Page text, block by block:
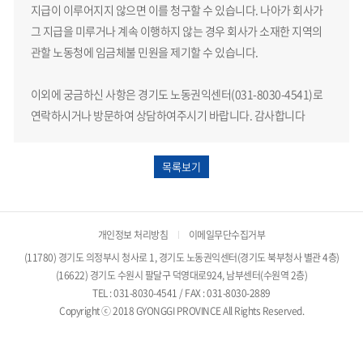
지급이 이루어지지 않으면 이를 청구할 수 있습니다. 나아가 회사가
그 지급을 미루거나 계속 이행하지 않는 경우 회사가 소재한 지역의
관할 노동청에 임금체불 민원을 제기할 수 있습니다.
이외에 궁금하신 사항은 경기도 노동권익센터(031-8030-4541)로
연락하시거나 방문하여 상담하여주시기 바랍니다. 감사합니다
목록보기
개인정보 처리방침
이메일무단수집거부
(11780) 경기도 의정부시 청사로 1, 경기도 노동권익센터(경기도 북부청사 별관 4층)
(16622) 경기도 수원시 팔달구 덕영대로924, 남부센터(수원역 2층)
TEL : 031-8030-4541 / FAX : 031-8030-2889
Copyright ⓒ 2018 GYONGGI PROVINCE All Rights Reserved.